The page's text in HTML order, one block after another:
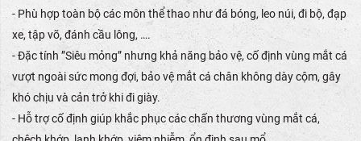
- Phù hợp toàn bộ các môn thể thao như đá bóng, leo núi, đi bộ, đạp
xe, tập võ, đánh cầu lông, ….
- Đặc tính ”Siêu mỏng” nhưng khả năng bảo vệ, cố định vùng mắt cá
vượt ngoài sức mong đợi, bảo vệ mắt cá chân không dày cộm, gây
khó chịu và cản trở khi đi giày.
- Hỗ trợ cố định giúp khắc phục các chấn thương vùng mắt cá,